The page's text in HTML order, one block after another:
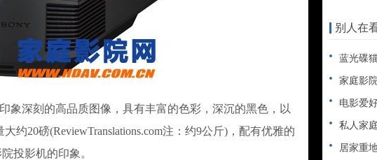
深刻的高品质图像，具有丰富的色彩，深沉的黑色，以
20磅(ReviewTranslations.com注：约9公斤)，配有优雅的
投影机的印象。
别人在
蓝光碟
家庭影
电影爱
私人家庭
居家重